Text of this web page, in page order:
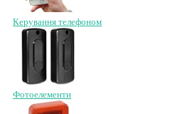
Керування телефоном
Фотоелементи